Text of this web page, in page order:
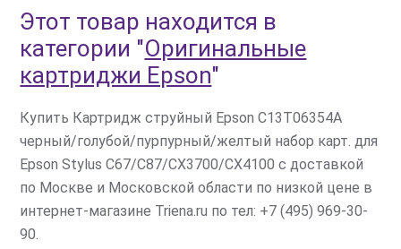
Этот товар находится в
категории "Оригинальные
картриджи Epson"
Купить Картридж струйный Epson C13T06354A
черный/голубой/пурпурный/желтый набор карт. для
Epson Stylus C67/C87/CX3700/CX4100 с доставкой
по Москве и Московской области по низкой цене в
интернет-магазине Triena.ru по тел: +7 (495) 969-30-
90.